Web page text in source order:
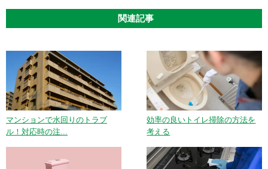
関連記事
マンションで水回りのトラブ
ル！対応時の注...
効率の良いトイレ掃除の方法を
考える